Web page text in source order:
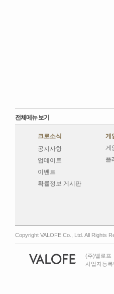
전체메뉴 보기
크로소식
공지사항
업데이트
이벤트
확률정보 게시판
게
게
플
Copyright VALOFE Co., Ltd. All Rights
(주)밸로프
사업자등